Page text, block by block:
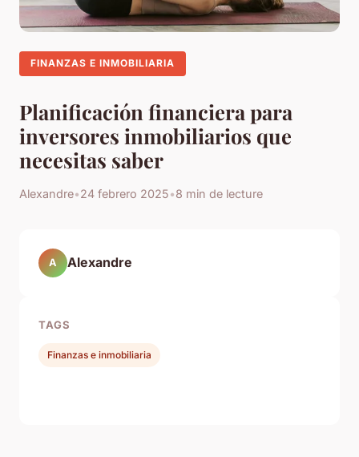
FINANZAS E INMOBILIARIA
Planificación financiera para
inversores inmobiliarios que
necesitas saber
Alexandre•24 febrero 2025•8 min de lecture
A Alexandre
TAGS
Finanzas e inmobiliaria